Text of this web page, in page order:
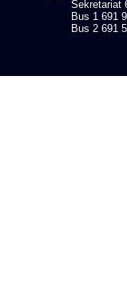
Sekretariat
Bus 1 691
Bus 2 691